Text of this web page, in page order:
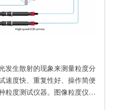
发生散射的现象来测量粒度分
速度快、重复性好、操作简便
粒度测试仪器。图像粒度仪是
用照相机拍成照片并通过专